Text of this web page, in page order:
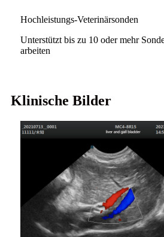
Hochleistungs-Veterinärsonden
Unterstützt bis zu 10 oder mehr
arbeiten
Klinische Bilder